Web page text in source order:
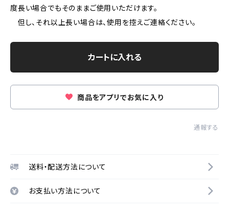
度長い場合でもそのままご使用いただけます。
但し、それ以上長い場合は、使用を控えご連絡ください。
カートに入れる
商品をアプリでお気に入り
通報する
送料・配送方法について
お支払い方法について